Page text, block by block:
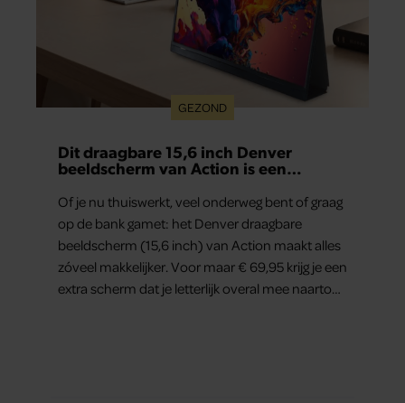
GEZOND
Dit draagbare 15,6 inch Denver
beeldscherm van Action is een
binge-watchers
Of je nu thuiswerkt, veel onderweg bent of graag
op de bank gamet: het Denver draagbare
beeldscherm (15,6 inch) van Action maakt alles
zóveel makkelijker. Voor maar € 69,95 krijg je een
extra scherm dat je letterlijk overal mee naartoe